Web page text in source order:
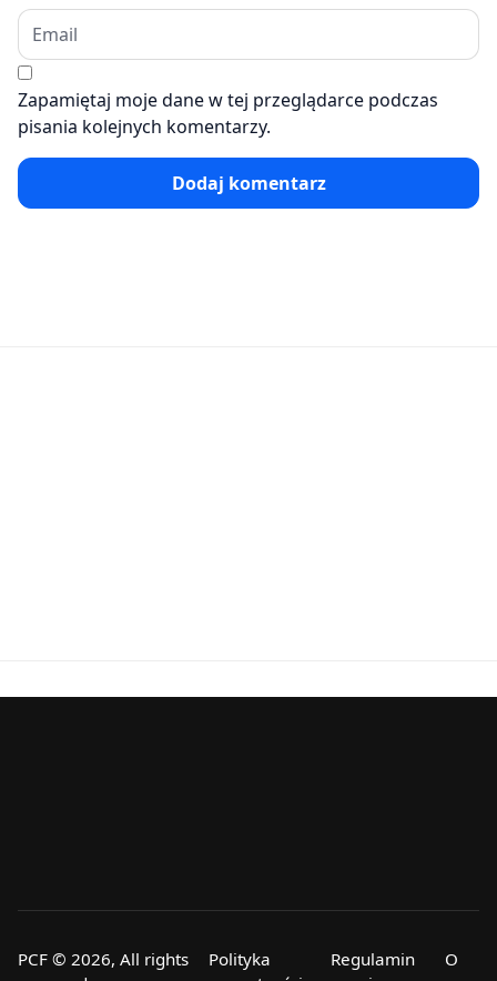
Zapamiętaj moje dane w tej przeglądarce podczas
pisania kolejnych komentarzy.
Dodaj komentarz
PCF © 2026, All rights
Polityka
Regulamin
O